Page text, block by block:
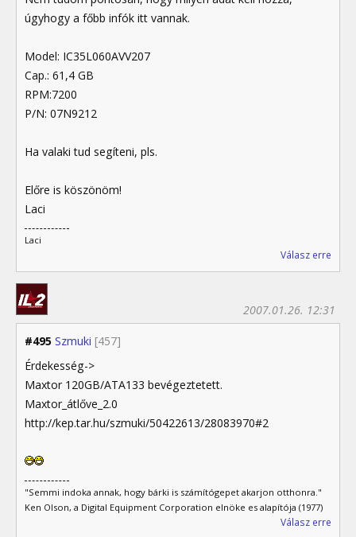
úgyhogy a főbb infók itt vannak.
Model: IC35L060AVV207
Cap.: 61,4 GB
RPM:7200
P/N: 07N9212
Ha valaki tud segíteni, pls.
Előre is köszönöm!
Laci
Laci
Válasz erre
#495 Szmuki [457]
2007.01.26. 12:31
Érdekesség->
Maxtor 120GB/ATA133 bevégeztetett.
Maxtor_átlőve_2.0
http://kep.tar.hu/szmuki/50422613/28083970#2
"Semmi indoka annak, hogy bárki is számítógepet akarjon otthonra."
Ken Olson, a Digital Equipment Corporation elnöke es alapítója (1977)
Válasz erre